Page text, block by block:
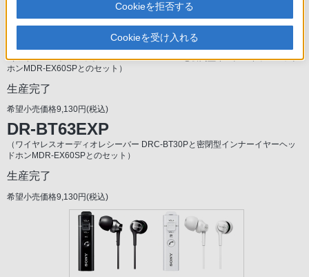
ワイヤレスステレオヘッドセット
DR-BT63EX/DR-BT63EXP
（ワイヤレスオーディオレシーバー DRC-BT30と密閉型インナーイヤーヘッド
ホンMDR-EX60SPとのセット）
生産完了
希望小売価格9,130円(税込)
DR-BT63EXP
（ワイヤレスオーディオレシーバー DRC-BT30Pと密閉型インナーイヤーヘッ
ドホンMDR-EX60SPとのセット）
生産完了
希望小売価格9,130円(税込)
Cookieを拒否する
Cookieを受け入れる